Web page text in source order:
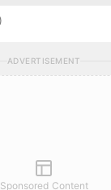
ADVERTISEMENT
Sponsored Content